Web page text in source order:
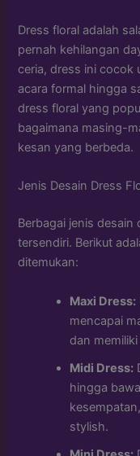
Dress floral adalah
pernah kehilangan
ceria, dress ini cocok
acara formal hingga
dress floral yang
bagaimana masing-
kesan yang berbeda.
Jenis Desain Dress
Berbagai jenis
tersendiri. Berikut
ditemukan:
Maxi Dress:
mencapai
dan
Midi Dress:
hingga
stylish.